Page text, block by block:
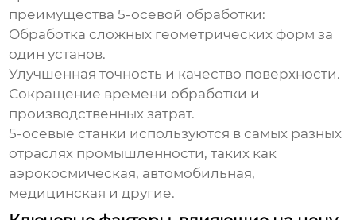
преимущества 5-осевой обработки:
Обработка сложных геометрических форм за
один установ.
Улучшенная точность и качество поверхности.
Сокращение времени обработки и
производственных затрат.
5-осевые станки используются в самых разных
отраслях промышленности, таких как
аэрокосмическая, автомобильная,
медицинская и другие.